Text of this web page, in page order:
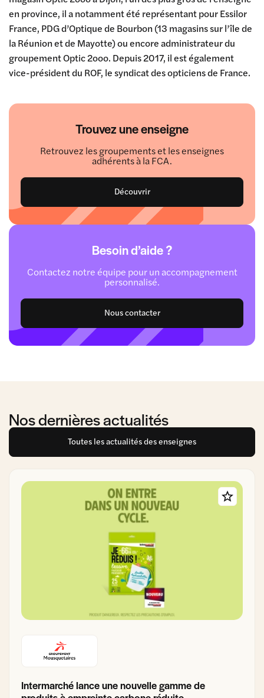
Trouvez une enseigne
Retrouvez les groupements et les enseignes
adhérents à la FCA.
Découvrir
Besoin d’aide ?
Contactez notre équipe pour un accompagnement
personnalisé.
Nous contacter
en province, il a notamment été représentant pour Essilor
France, PDG d’Optique de Bourbon (13 magasins sur l’île de
la Réunion et de Mayotte) ou encore administrateur du
groupement Optic 2ooo. Depuis 2017, il est également
vice-président du ROF, le syndicat des opticiens de France.
Nos dernières actualités
Toutes les actualités des enseignes
Intermarché lance une nouvelle gamme de